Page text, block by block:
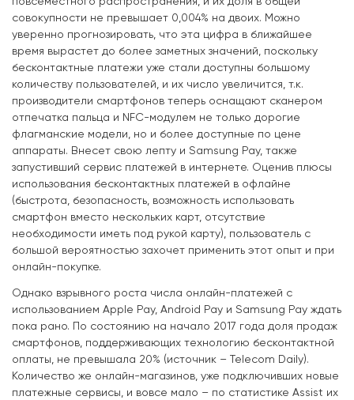
совокупности не превышает 0,004% на двоих. Можно
уверенно прогнозировать, что эта цифра в ближайшее
время вырастет до более заметных значений, поскольку
бесконтактные платежи уже стали доступны большому
количеству пользователей, и их число увеличится, т.к.
производители смартфонов теперь оснащают сканером
отпечатка пальца и NFC-модулем не только дорогие
флагманские модели, но и более доступные по цене
аппараты. Внесет свою лепту и Samsung Pay, также
запустивший сервис платежей в интернете. Оценив плюсы
использования бесконтактных платежей в офлайне
(быстрота, безопасность, возможность использовать
смартфон вместо нескольких карт, отсутствие
необходимости иметь под рукой карту), пользователь с
большой вероятностью захочет применить этот опыт и при
онлайн-покупке.
Однако взрывного роста числа онлайн-платежей с
использованием Apple Pay, Android Pay и Samsung Pay ждать
пока рано. По состоянию на начало 2017 года доля продаж
смартфонов, поддерживающих технологию бесконтактной
оплаты, не превышала 20% (источник – Telecom Daily).
Количество же онлайн-магазинов, уже подключивших новые
платежные сервисы, и вовсе мало – по статистике Assist их